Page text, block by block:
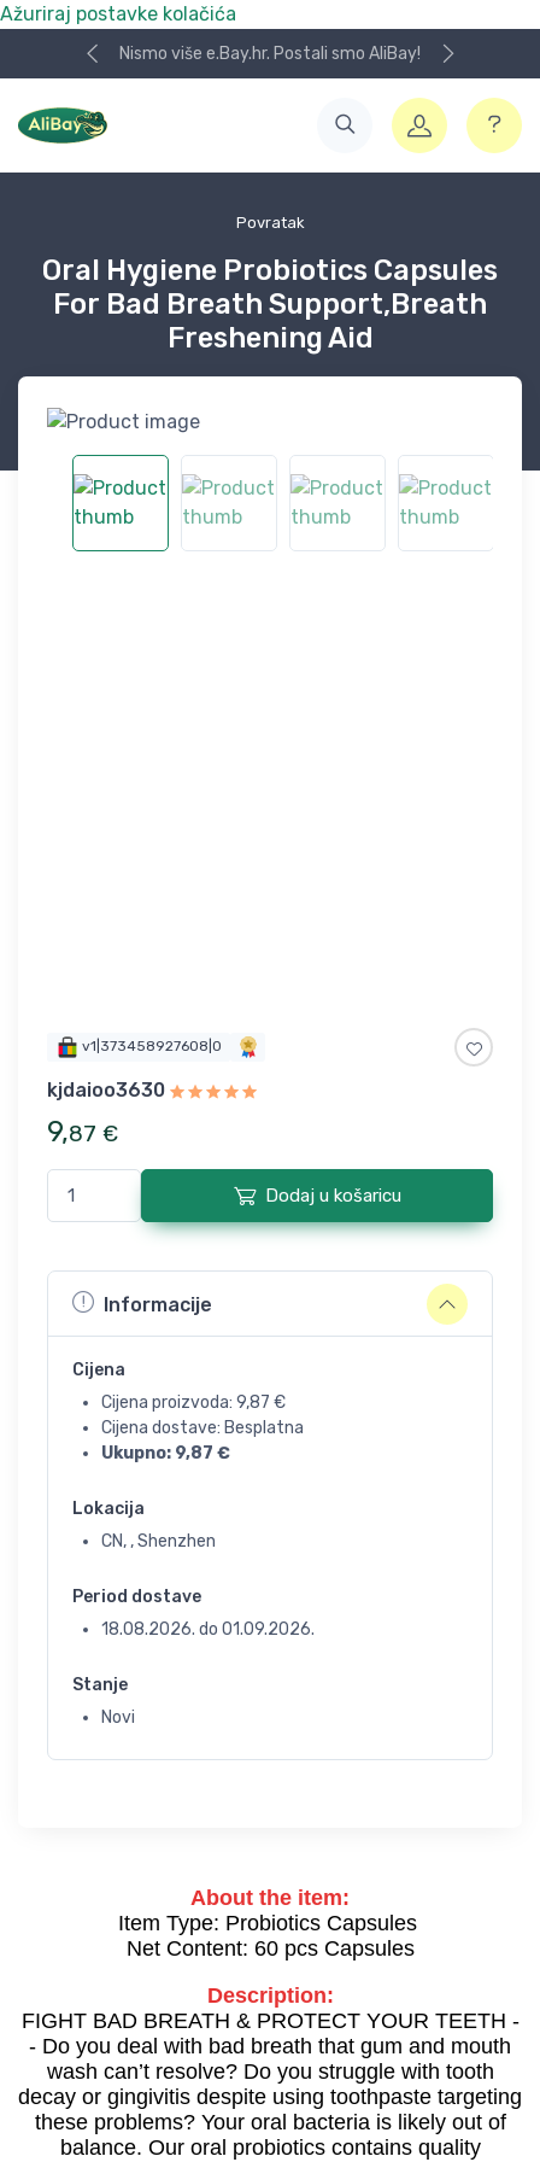
Ažuriraj postavke kolačića
Nismo više e.Bay.hr. Postali smo AliBay!
Povratak
Oral Hygiene Probiotics Capsules
For Bad Breath Support,Breath
Freshening Aid
v1|373458927608|0
kjdaioo3630
9,87 €
Dodaj u košaricu
Informacije
Cijena
Cijena proizvoda: 9,87 €
Cijena dostave: Besplatna
Ukupno: 9,87 €
Lokacija
CN, , Shenzhen
Period dostave
18.08.2026. do 01.09.2026.
Stanje
Novi